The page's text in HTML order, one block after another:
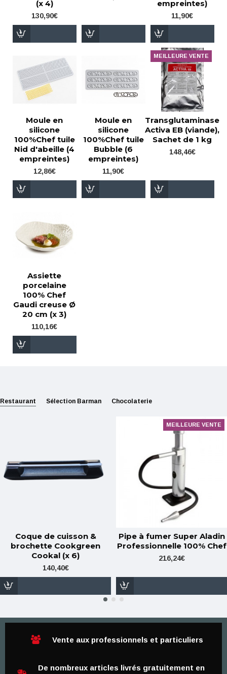
(x 4)
130,90€
empreintes)
11,90€
Moule en
silicone
100%Chef tuile
Nid d'abeille (4
empreintes)
12,86€
Moule en
silicone
100%Chef tuile
Bubble (6
empreintes)
11,90€
MEILLEURE VENTE
Transglutaminase
Activa EB (viande),
Sachet de 1 kg
148,46€
Assiette
porcelaine
100% Chef
Gaudi creuse Ø
20 cm (x 3)
110,16€
Restaurant Sélection Barman Chocolaterie
Coque de cuisson &
brochette Cookgreen
Cookal (x 6)
140,40€
MEILLEURE VENTE
Pipe à fumer Super Aladin
Professionnelle 100% Chef
216,24€
Vente aux professionnels et particuliers
De nombreux articles livrés gratuitement en